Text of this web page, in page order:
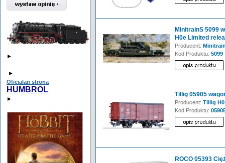
►
►
Oficialan strona
HUMBROL
►
MinitrainS 5099
H0e Limited
Producent:
Kod Produktu: 5099
Tillig 05905
Producent: Tillig H0
Kod Produktu:
ROCO 05393